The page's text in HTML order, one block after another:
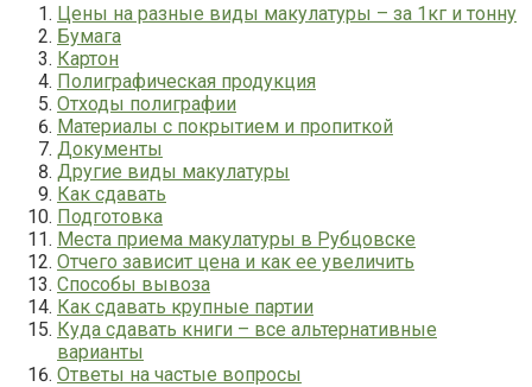
Цены на разные виды макулатуры – за 1кг и тонну
Бумага
Картон
Полиграфическая продукция
Отходы полиграфии
Материалы с покрытием и пропиткой
Документы
Другие виды макулатуры
Как сдавать
Подготовка
Места приема макулатуры в Рубцовске
Отчего зависит цена и как ее увеличить
Способы вывоза
Как сдавать крупные партии
Куда сдавать книги – все альтернативные
варианты
Ответы на частые вопросы